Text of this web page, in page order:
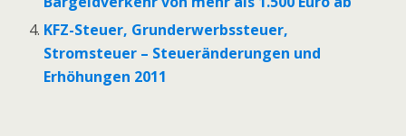
KFZ-Steuer, Grunderwerbssteuer,
Stromsteuer – Steueränderungen und
Erhöhungen 2011